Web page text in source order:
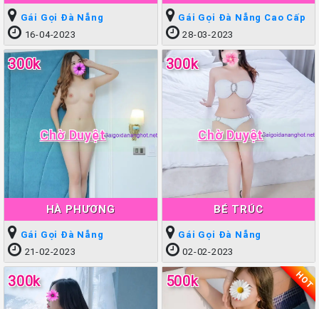
Gái Gọi Đà Nẵng
16-04-2023
Gái Gọi Đà Nẵng Cao Cấp
28-03-2023
HÀ PHƯƠNG
300k
Chờ Duyệt
Gái Gọi Đà Nẵng
21-02-2023
BÉ TRÚC
300k
Chờ Duyệt
Gái Gọi Đà Nẵng
02-02-2023
300k 500k HOT